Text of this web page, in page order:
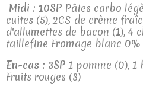
Midi : 10SP Pâtes carbo
cuites (5), 2CS de crème
d'allumettes de bacon (1), 4
taillefine Fromage blanc 0%
En-cas : 3SP 1 pomme (0), 1
Fruits rouges (3)